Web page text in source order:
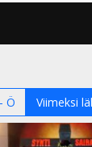
Ö Viimeksi